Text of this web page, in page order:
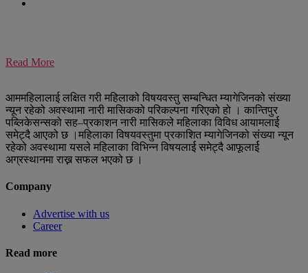
Read More
आममहिलालाई लक्षित गरी महिलाको विषयवस्तु सम्बन्धित म्यागेजिनको संख्या
न्यून रहेको अवस्थामा नारी मासिकको परिकल्पना गरिएको हो । कान्तिपुर
पब्लिकेसन्सको सह–प्रकाशन नारी मासिकले महिलाका विविध आयामलार्ई
समेट्दै आएको छ ।महिलाका विषयवस्तुमा प्रकाशित म्यागेजिनको संख्या न्यून
रहेको अवस्थामा यसले महिलाका विभिन्न विषयलार्ई समेट्दै आफूलार्ई
अग्रस्थानमा राख्न सफल भएको छ ।
Company
Advertise with us
Career
Read more